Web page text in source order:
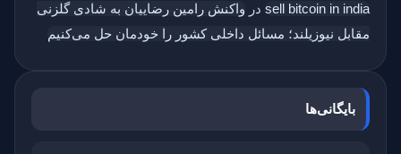
sell bitcoin in india در واکنش رامین رضاییان به شادی گلزنی
مقابل نیوزیلند؛ مسائل داخلی کشور را خودمان حل می‌کنیم
بایگانی‌ها